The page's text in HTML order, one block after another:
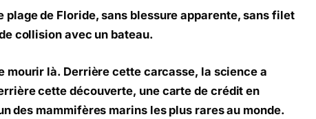
plage de Floride, sans blessure apparente, sans filet
collision avec un bateau.
mourir là. Derrière cette carcasse, la science a
cette découverte, une carte de crédit en
des mammifères marins les plus rares au monde.